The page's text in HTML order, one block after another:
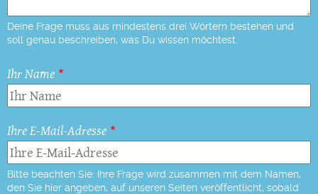
Deine Frage muss aus mindestens drei Wörtern bestehen und
soll genau beschreiben, was Du wissen möchtest.
Ihr Name
Ihre E-Mail-Adresse
Bitte beachten Sie: Ihre Frage wird zusammen mit dem Namen,
den Sie hier angeben, auf unseren Seiten veröffentlicht, sobald